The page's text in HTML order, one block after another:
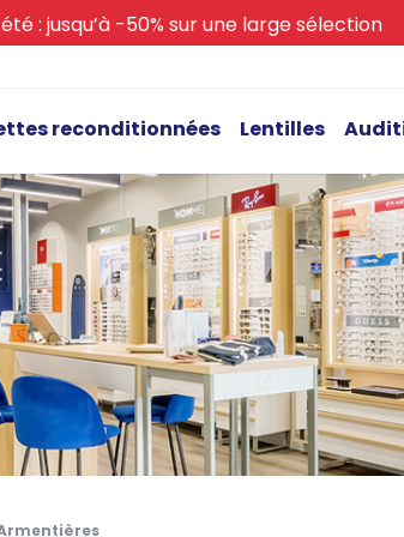
: jusqu’à -50% sur une large sélection
reconditionnées Lentilles